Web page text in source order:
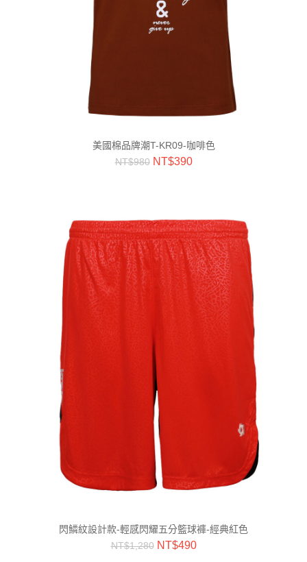
美國棉品牌潮T-KR09-咖啡色
NT$980 NT$390
閃鱗紋設計款-輕感閃耀五分籃球褲-經典紅色
NT$1,280 NT$490